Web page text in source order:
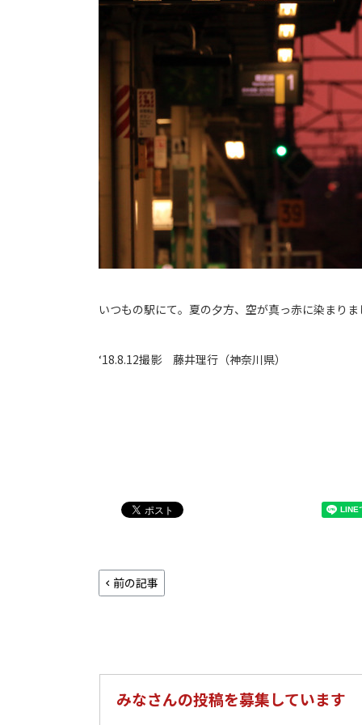
いつもの駅にて。夏の夕方、空が真っ赤に染まり
‘18.8.12撮影 藤井理行（神奈川県）
前の記事
みなさんの投稿を募集しています